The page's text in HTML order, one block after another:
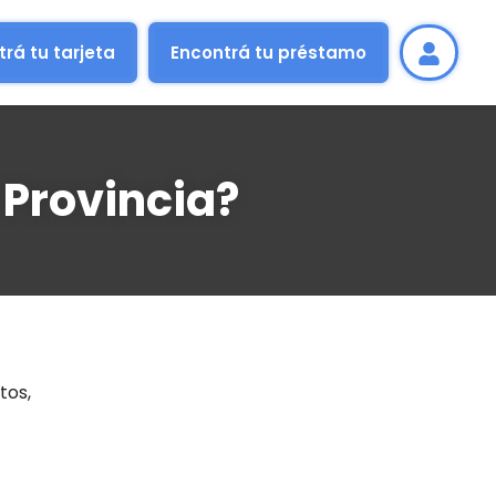
tu tarjeta Encontrá tu préstamo